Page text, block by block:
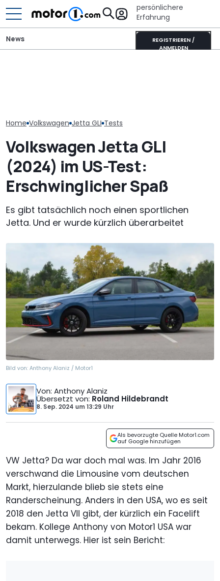
persönlichere
Erfahrung
REGISTRIEREN /
ANMELDEN
News
Home Volkswagen Jetta GLI Tests
Volkswagen Jetta GLI
(2024) im US-Test:
Erschwinglicher Spaß
Es gibt tatsächlich noch einen sportlichen
Jetta. Und er wurde kürzlich überarbeitet
Bild von:Anthony Alaniz / Motor1
Von: Anthony Alaniz
Übersetzt von: Roland Hildebrandt
8. Sep. 2024 um13:29 Uhr
Als bevorzugte Quelle Motor1.com
auf Google hinzufügen
VW Jetta? Da war doch mal was. Im Jahr 2016
verschwand die Limousine vom deutschen
Markt, hierzulande blieb sie stets eine
Randerscheinung. Anders in den USA, wo es seit
2018 den Jetta VII gibt, der kürzlich ein Facelift
bekam. Kollege Anthony von Motor1 USA war
damit unterwegs. Hier ist sein Bericht: